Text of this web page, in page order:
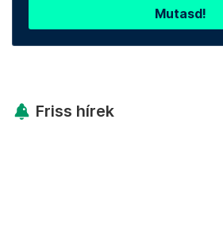
Mutasd!
Friss hírek